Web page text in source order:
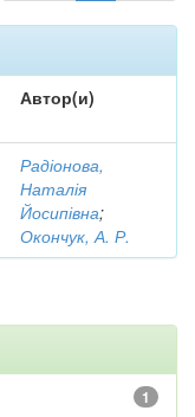
Автор(и)
Радіонова,
Наталія
Йосипівна;
Окончук, А. Р.
1